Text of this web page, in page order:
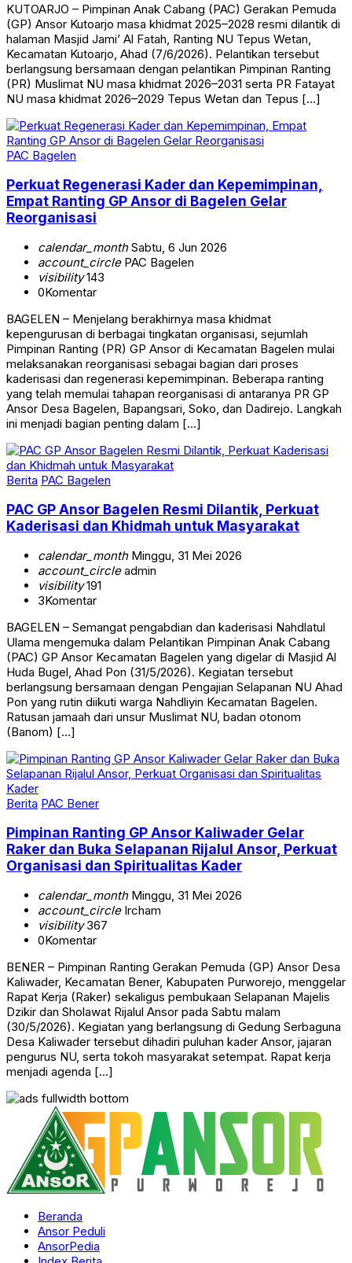
KUTOARJO – Pimpinan Anak Cabang (PAC) Gerakan Pemuda
(GP) Ansor Kutoarjo masa khidmat 2025–2028 resmi dilantik di
halaman Masjid Jami’ Al Fatah, Ranting NU Tepus Wetan,
Kecamatan Kutoarjo, Ahad (7/6/2026). Pelantikan tersebut
berlangsung bersamaan dengan pelantikan Pimpinan Ranting
(PR) Muslimat NU masa khidmat 2026–2031 serta PR Fatayat
NU masa khidmat 2026–2029 Tepus Wetan dan Tepus […]
PAC Bagelen
Perkuat Regenerasi Kader dan Kepemimpinan,
Empat Ranting GP Ansor di Bagelen Gelar
Reorganisasi
calendar_monthSabtu, 6 Jun 2026
account_circlePAC Bagelen
visibility143
0Komentar
BAGELEN – Menjelang berakhirnya masa khidmat
kepengurusan di berbagai tingkatan organisasi, sejumlah
Pimpinan Ranting (PR) GP Ansor di Kecamatan Bagelen mulai
melaksanakan reorganisasi sebagai bagian dari proses
kaderisasi dan regenerasi kepemimpinan. Beberapa ranting
yang telah memulai tahapan reorganisasi di antaranya PR GP
Ansor Desa Bagelen, Bapangsari, Soko, dan Dadirejo. Langkah
ini menjadi bagian penting dalam […]
Berita PAC Bagelen
PAC GP Ansor Bagelen Resmi Dilantik, Perkuat
Kaderisasi dan Khidmah untuk Masyarakat
calendar_monthMinggu, 31 Mei 2026
account_circleadmin
visibility191
3Komentar
BAGELEN – Semangat pengabdian dan kaderisasi Nahdlatul
Ulama mengemuka dalam Pelantikan Pimpinan Anak Cabang
(PAC) GP Ansor Kecamatan Bagelen yang digelar di Masjid Al
Huda Bugel, Ahad Pon (31/5/2026). Kegiatan tersebut
berlangsung bersamaan dengan Pengajian Selapanan NU Ahad
Pon yang rutin diikuti warga Nahdliyin Kecamatan Bagelen.
Ratusan jamaah dari unsur Muslimat NU, badan otonom
(Banom) […]
Berita PAC Bener
Pimpinan Ranting GP Ansor Kaliwader Gelar
Raker dan Buka Selapanan Rijalul Ansor, Perkuat
Organisasi dan Spiritualitas Kader
calendar_monthMinggu, 31 Mei 2026
account_circleIrcham
visibility367
0Komentar
BENER – Pimpinan Ranting Gerakan Pemuda (GP) Ansor Desa
Kaliwader, Kecamatan Bener, Kabupaten Purworejo, menggelar
Rapat Kerja (Raker) sekaligus pembukaan Selapanan Majelis
Dzikir dan Sholawat Rijalul Ansor pada Sabtu malam
(30/5/2026). Kegiatan yang berlangsung di Gedung Serbaguna
Desa Kaliwader tersebut dihadiri puluhan kader Ansor, jajaran
pengurus NU, serta tokoh masyarakat setempat. Rapat kerja
menjadi agenda […]
Beranda
Ansor Peduli
AnsorPedia